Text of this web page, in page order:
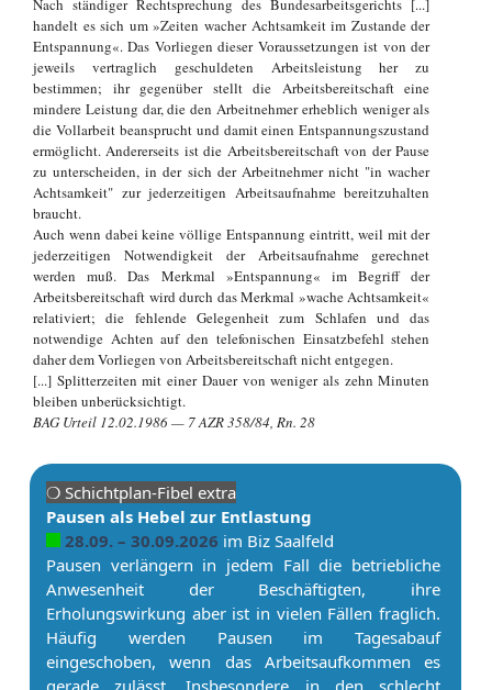
Nach ständiger Rechtsprechung des Bundesarbeitsgerichts [...]
handelt es sich um »Zeiten wacher Achtsamkeit im Zustande der
Entspannung«. Das Vorliegen dieser Voraussetzungen ist von der
jeweils vertraglich geschuldeten Arbeitsleistung her zu
bestimmen; ihr gegenüber stellt die Arbeitsbereitschaft eine
mindere Leistung dar, die den Arbeitnehmer erheblich weniger als
die Vollarbeit beansprucht und damit einen Entspannungszustand
ermöglicht. Andererseits ist die Arbeitsbereitschaft von der Pause
zu unterscheiden, in der sich der Arbeitnehmer nicht "in wacher
Achtsamkeit" zur jederzeitigen Arbeitsaufnahme bereitzuhalten
braucht.
Auch wenn dabei keine völlige Entspannung eintritt, weil mit der
jederzeitigen Notwendigkeit der Arbeitsaufnahme gerechnet
werden muß. Das Merkmal »Entspannung« im Begriff der
Arbeitsbereitschaft wird durch das Merkmal »wache Achtsamkeit«
relativiert; die fehlende Gelegenheit zum Schlafen und das
notwendige Achten auf den telefonischen Einsatzbefehl stehen
daher dem Vorliegen von Arbeitsbereitschaft nicht entgegen.
[...] Splitterzeiten mit einer Dauer von weniger als zehn Minuten
bleiben unberücksichtigt.
BAG Urteil 12.02.1986 — 7 AZR 358/84, Rn. 28
❍ Schicht­plan-Fibel extra
Pau­sen als Hebel zur Entlastung
28.09. – 30.09.2026 im Biz Saalfeld
Pau­sen verlängern in jedem Fall die betriebliche
Anwesenheit der Beschäftigten, ihre
Erholungswirkung aber ist in vielen Fällen fraglich.
Häufig werden Pau­sen im Tagesabauf
eingeschoben, wenn das Ar­beitsaufkommen es